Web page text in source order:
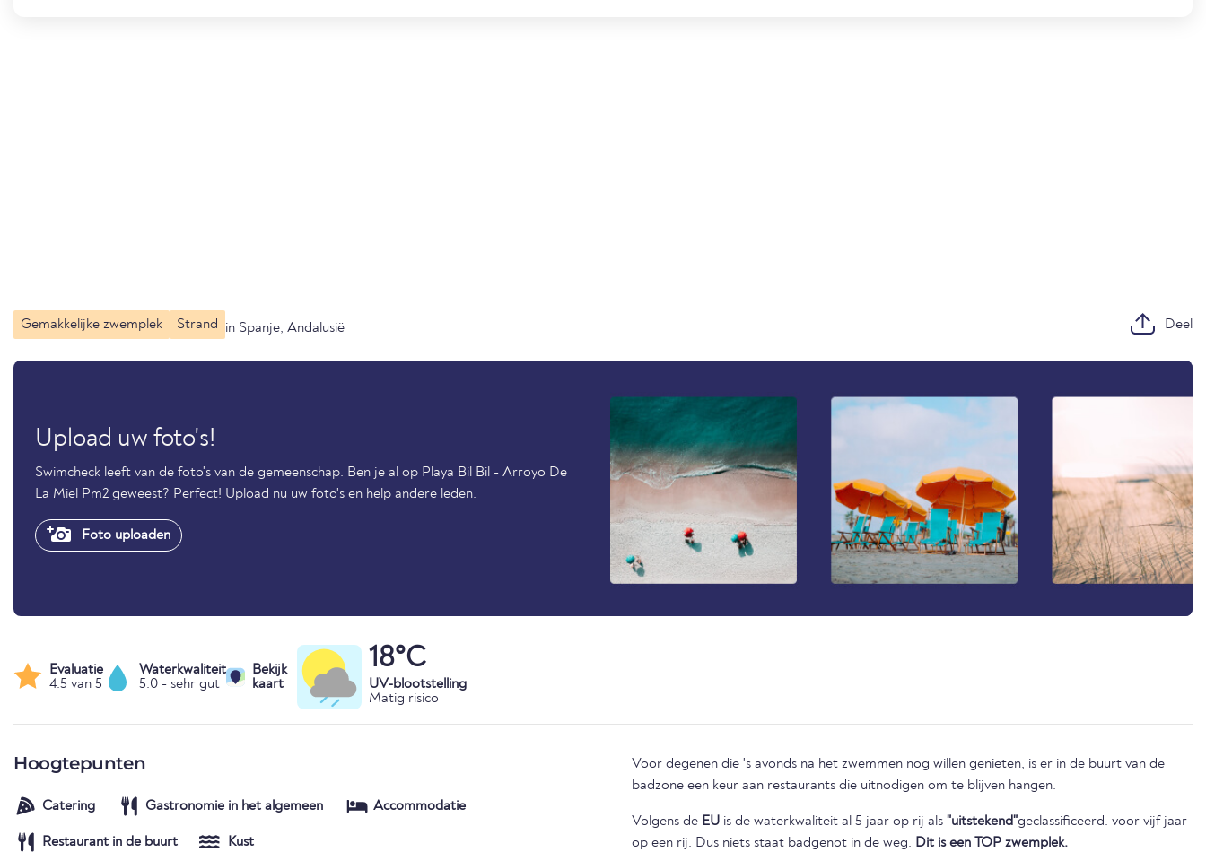
Gemakkelijke zwemplek Strand in Spanje, Andalusië Deel
Upload uw foto's!
Swimcheck leeft van de foto's van de gemeenschap. Ben je al op Playa Bil Bil - Arroyo De
La Miel Pm2 geweest? Perfect! Upload nu uw foto's en help andere leden.
Foto uploaden
Evaluatie
4.5 van 5
Waterkwaliteit
5.0 - sehr gut
Bekijk
kaart
18°C
UV-blootstelling
Matig risico
Hoogtepunten
Catering Gastronomie in het algemeen Accommodatie
Restaurant in de buurt Kust
Voor degenen die 's avonds na het zwemmen nog willen genieten, is er in de buurt van de
badzone een keur aan restaurants die uitnodigen om te blijven hangen.
Volgens de EU is de waterkwaliteit al 5 jaar op rij als "uitstekend"geclassificeerd. voor vijf jaar
op een rij. Dus niets staat badgenot in de weg. Dit is een TOP zwemplek.